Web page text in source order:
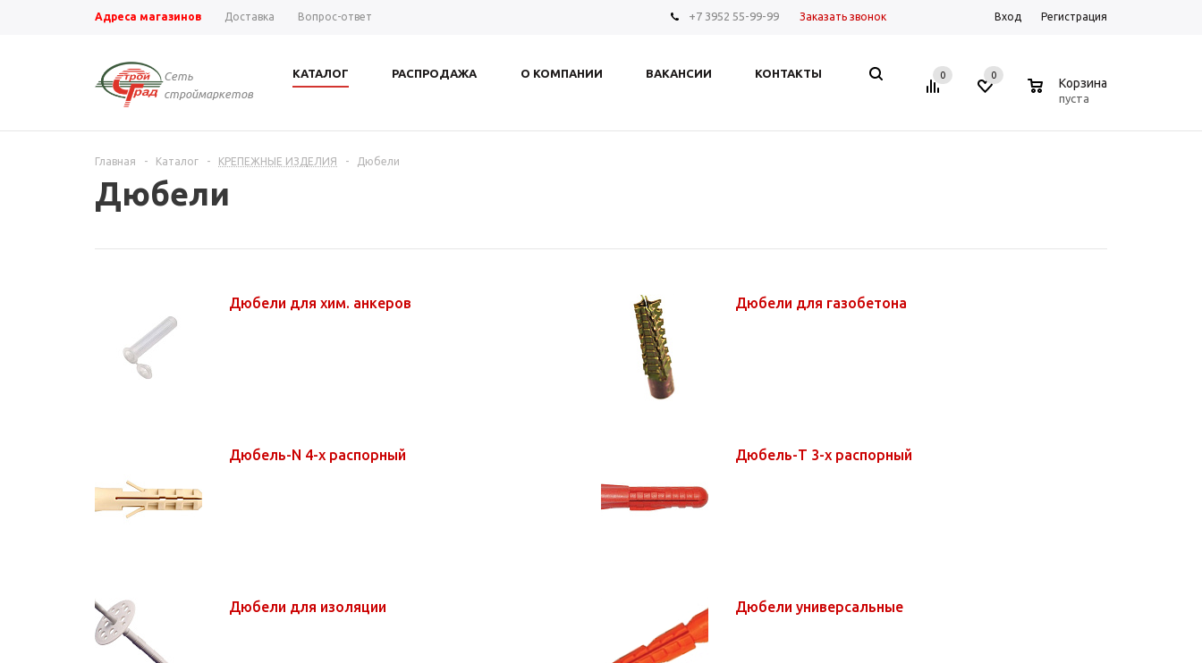
Адреса магазинов Доставка Вопрос-ответ +7 3952 55-99-99 Заказать звонок Вход Регистрация
Сеть
строймаркетов
КАТАЛОГ РАСПРОДАЖА О КОМПАНИИ ВАКАНСИИ КОНТАКТЫ 0 0
Корзина
пуста
Главная - Каталог - КРЕПЕЖНЫЕ ИЗДЕЛИЯ - Дюбели
Дюбели
Дюбели для хим. анкеров Дюбели для газобетона
Дюбель-N 4-х распорный Дюбель-Т 3-х распорный
Дюбели для изоляции Дюбели универсальные